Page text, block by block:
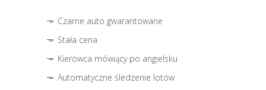
Czarne auto gwarantowane
Stała cena
Kierowca mówiący po angielsku
Automatyczne śledzenie lotów